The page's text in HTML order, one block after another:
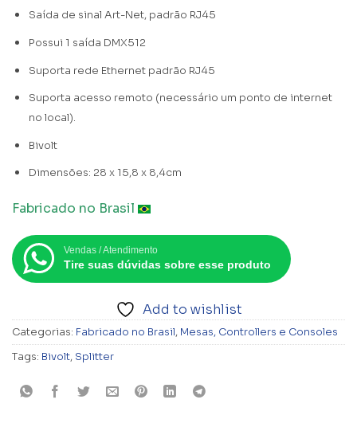
Saída de sinal Art-Net, padrão RJ45
Possui 1 saída DMX512
Suporta rede Ethernet padrão RJ45
Suporta acesso remoto (necessário um ponto de internet
no local).
Bivolt
Dimensões: 28 x 15,8 x 8,4cm
Fabricado no Brasil
Vendas / Atendimento
Tire suas dúvidas sobre esse produto
Add to wishlist
Categorias: Fabricado no Brasil, Mesas, Controllers e Consoles
Tags: Bivolt, Splitter